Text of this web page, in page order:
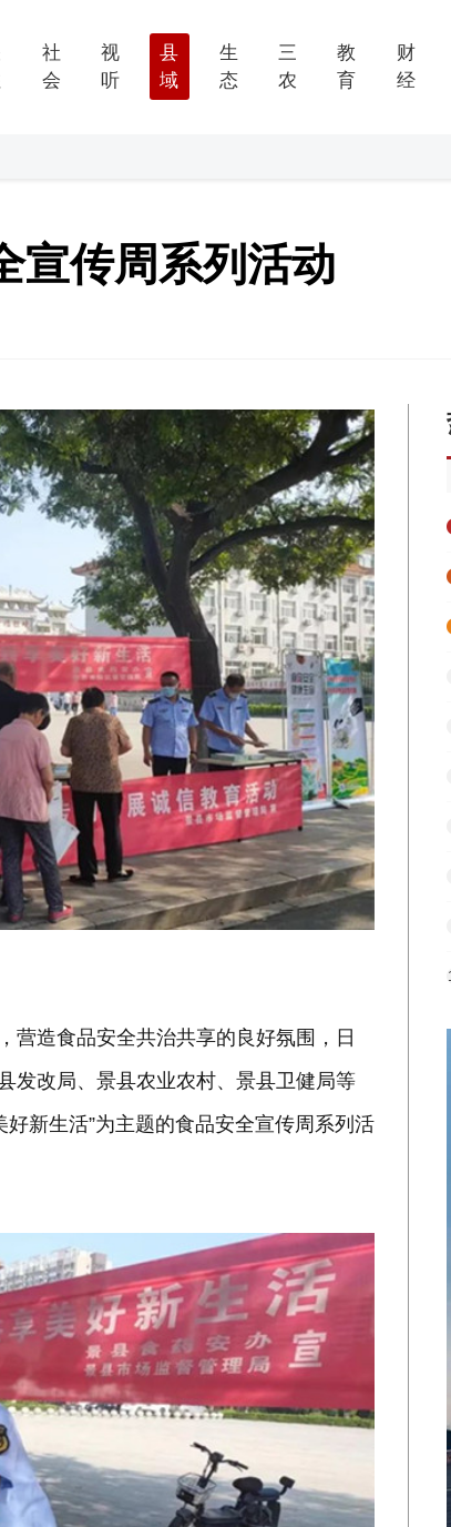
社
会
视
听
县
域
生
态
三
农
教
育
财
经
宣传周系列活动
营造食品安全共治共享的良好氛围，日
发改局、景县农业农村、景县卫健局等
新生活”为主题的食品安全宣传周系列活